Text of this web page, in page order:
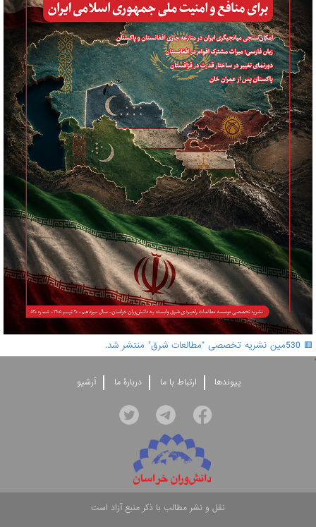
🟥 530مین نشریه تخصصی "مطالعات شرق" منتشر شد.
'
پيوندها ارتباط با ما دربارۀ ما آرشيو
نقل و نشر مطالب با ذکر منبع آزاد است